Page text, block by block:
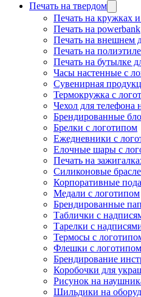
Печать на твердом
Печать на кружках
Печать на powerbank
Печать на внешнем
Печать на
Печать на бутылке
Часы настенные с
Сувенирная
Термокружка с
Чехол для телефона
Брендированные
Брелки с логотипом
Ежедневники с
Елочные шары с
Печать на
Силиконовые
Корпоративные
Медали с логотипом
Брендированные
Таблички с
Тарелки с
Термосы с
Флешки с логотипом
Брендирование
Коробочки для
Рисунок на
Шильдики на